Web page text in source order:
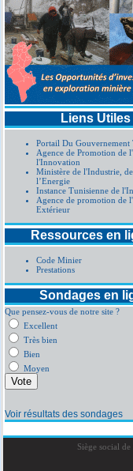
Liens Utiles
Portail Du Gouvernement
Agence de Promotion de
l'Innovation
Ministère de l'Industrie,
l’Energie
Instance Tunisienne de
Agence de promotion de
Extérieur
Ressources en
Code Minier
Prestations
Sondages en
Que pensez-vous de notre site ?
Excellent
Très bien
Bien
Moyen
Voir résultats des sondages
Siège social